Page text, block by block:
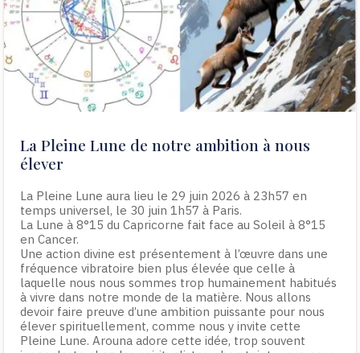
La Pleine Lune de notre ambition à nous
élever
La Pleine Lune aura lieu le 29 juin 2026 à 23h57 en
temps universel, le 30 juin 1h57 à Paris.
La Lune à 8°15 du Capricorne fait face au Soleil à 8°15
en Cancer.
Une action divine est présentement à l’œuvre dans une
fréquence vibratoire bien plus élevée que celle à
laquelle nous nous sommes trop humainement habitués
à vivre dans notre monde de la matière. Nous allons
devoir faire preuve d’une ambition puissante pour nous
élever spirituellement, comme nous y invite cette
Pleine Lune. Arouna adore cette idée, trop souvent